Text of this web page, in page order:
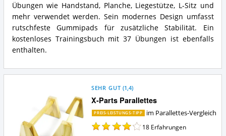
Übungen wie Handstand, Planche, Liegestütze, L-Sitz und
mehr verwendet werden. Sein modernes Design umfasst
rutschfeste Gummipads für zusätzliche Stabilität. Ein
kostenloses Trainingsbuch mit 37 Übungen ist ebenfalls
enthalten.
X-Parts Parallettes
SEHR GUT (1,4)
PREIS-LEISTUNGS-TIPP im Parallettes-Vergleich
18 Erfahrungen